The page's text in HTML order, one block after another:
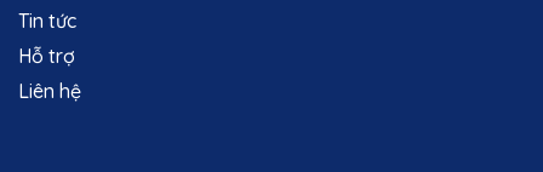
Tin tức
Hỗ trợ
Liên hệ